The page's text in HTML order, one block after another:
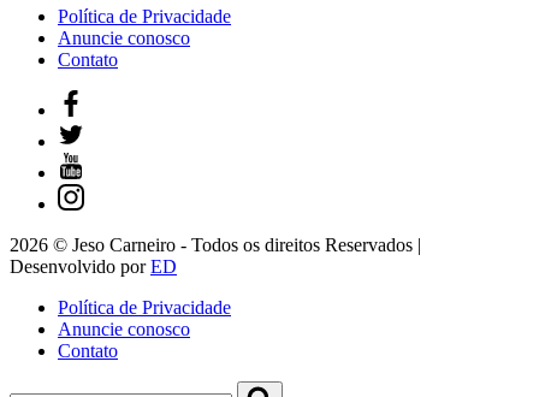
Política de Privacidade
Anuncie conosco
Contato
2026 © Jeso Carneiro - Todos os direitos Reservados |
Desenvolvido porED
Política de Privacidade
Anuncie conosco
Contato